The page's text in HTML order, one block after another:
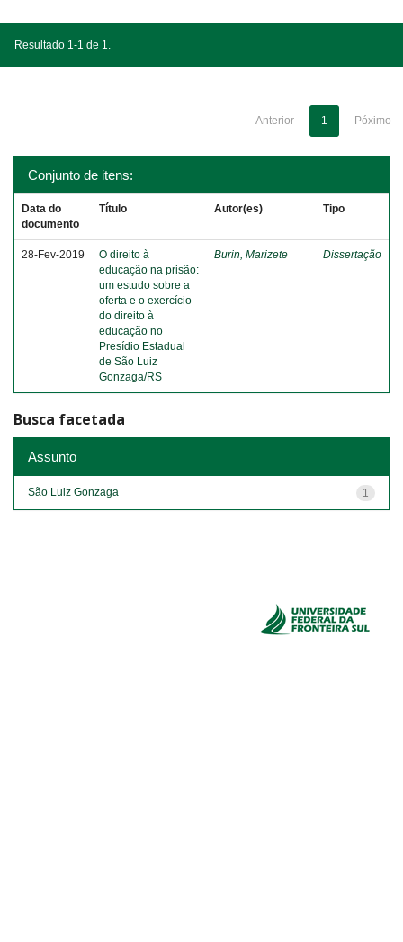
Resultado 1-1 de 1.
Anterior 1 Póximo
Conjunto de itens:
Data do
documento
Título Autor(es) Tipo
28-Fev-2019
O direito à
educação na prisão:
um estudo sobre a
oferta e o exercício
do direito à
educação no
Presídio Estadual
de São Luiz
Gonzaga/RS
Burin, Marizete Dissertação
Busca facetada
Assunto
1
São Luiz Gonzaga